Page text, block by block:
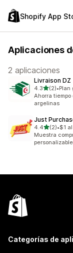
Shopify App
Aplicaciones
2 aplicaciones
Livraison DZ
4.3de 5
(2)
2 reseñas en
•Plan
Ahorra
argelinas
Just
4.4de 5
(2)
2 reseñas en
•$1
Muestra
Categorías de